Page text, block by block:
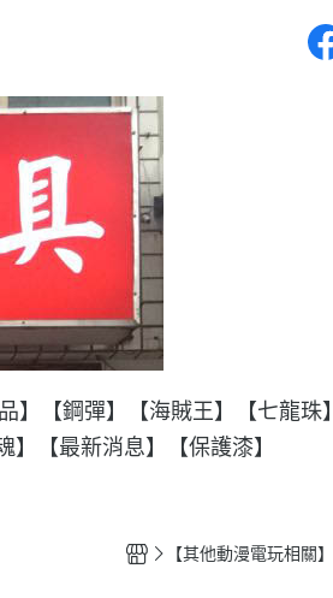
】 【鋼彈】 【海賊王】
【七龍珠】
】
【最新消息】 【保護漆】
【其他動漫電玩相關】